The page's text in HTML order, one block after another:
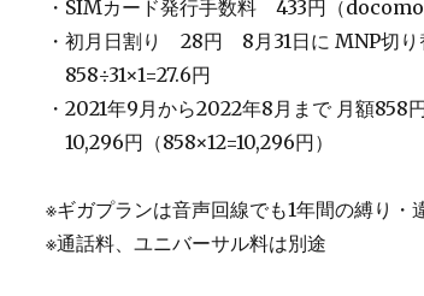
・SIMカード発行手数料 433円（docomo
・初月日割り 28円 8月31日に MNP切り
858÷31×1=27.6円
・2021年9月から2022年8月まで 月額858
10,296円（858×12=10,296円）
※ギガプランは音声回線でも1年間の縛り・
※通話料、ユニバーサル料は別途